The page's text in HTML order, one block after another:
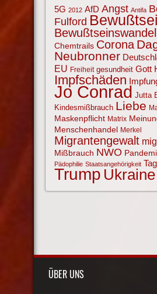
5G 2012 AfD Angst Antifa
Fulford
Bewußtseinswandel
Chemtrails Corona
Neubronner
EU Freiheit gesundheit Gott
Impfschäden
Jo Conrad Jutta
Kindesmißbrauch Liebe
Maskenpflicht Matrix
Menschenhandel Merkel
Migrantengewalt
Mißbrauch NWO
Pädophilie Staatsangehörigkeit
Trump Ukraine
ÜBER UNS